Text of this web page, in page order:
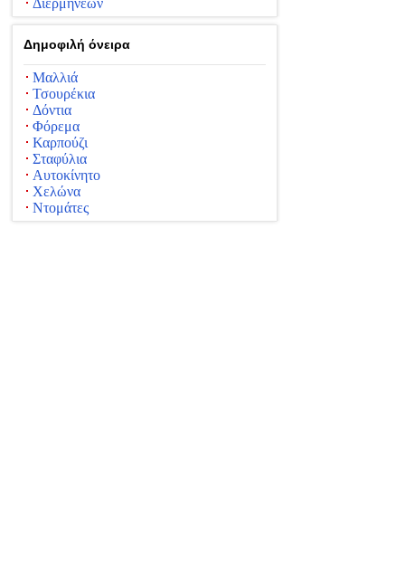
Διερμηνέων
Δημοφιλή όνειρα
Μαλλιά
Τσουρέκια
Δόντια
Φόρεμα
Καρπούζι
Σταφύλια
Αυτοκίνητο
Χελώνα
Ντομάτες